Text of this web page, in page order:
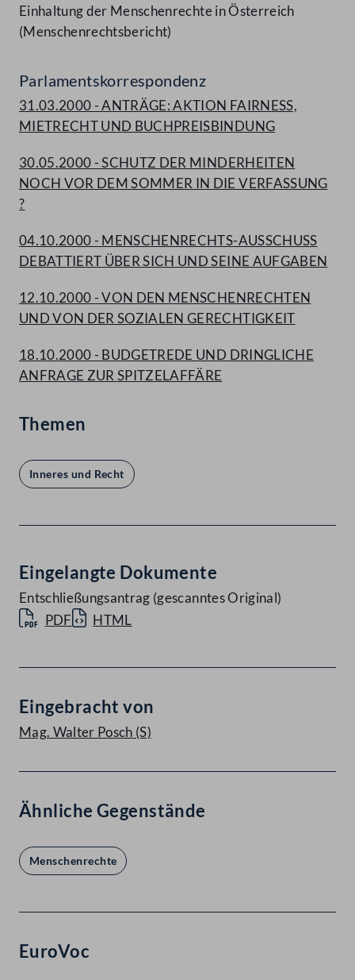
Einhaltung der Menschenrechte in Österreich
(Menschenrechtsbericht)
Parlamentskorrespondenz
31.03.2000 - ANTRÄGE: AKTION FAIRNESS,
MIETRECHT UND BUCHPREISBINDUNG
30.05.2000 - SCHUTZ DER MINDERHEITEN
NOCH VOR DEM SOMMER IN DIE VERFASSUNG
?
04.10.2000 - MENSCHENRECHTS-AUSSCHUSS
DEBATTIERT ÜBER SICH UND SEINE AUFGABEN
12.10.2000 - VON DEN MENSCHENRECHTEN
UND VON DER SOZIALEN GERECHTIGKEIT
18.10.2000 - BUDGETREDE UND DRINGLICHE
ANFRAGE ZUR SPITZELAFFÄRE
Themen
Inneres und Recht
Eingelangte Dokumente
Entschließungsantrag (gescanntes Original)
PDF
HTML
Eingebracht von
Mag. Walter Posch (S)
Ähnliche Gegenstände
Menschenrechte
EuroVoc